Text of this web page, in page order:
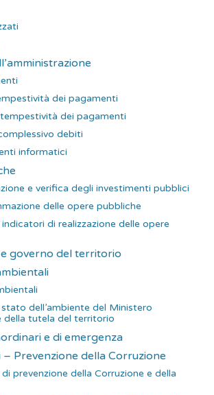
dei pagamenti
dei pagamenti
debiti
informatici
e verifica degli investimenti pubblici
delle opere pubbliche
di realizzazione delle opere
governo del territorio
stato dell’ambiente del Ministero
della tutela del territorio
e di emergenza
Prevenzione della Corruzione
prevenzione della Corruzione e della